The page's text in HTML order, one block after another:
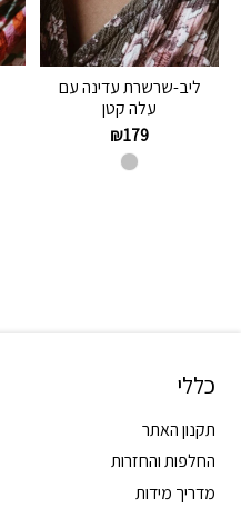
ליב-שרשרת עדינה עם
עלה קטן
₪179
כללי
תקנון האתר
החלפות והחזרות
מדריך מידות